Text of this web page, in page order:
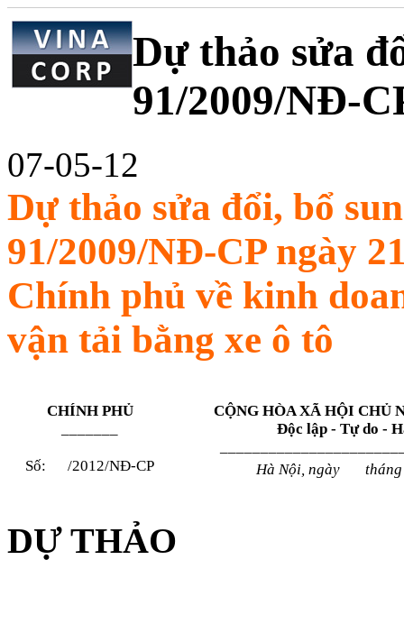
Dự thảo sửa
91/2009/NĐ-
07-05-12
Dự thảo sửa đổi, bổ
91/2009/NĐ-CP ngày
Chính phủ về kinh
vận tải bằng xe ô tô
CHÍNH PHỦ
Số: /2012/NĐ-CP
CỘNG HÒA XÃ HỘI CHỦ
Độc lập - Tự do -
Hà Nội, ngày
DỰ THẢO